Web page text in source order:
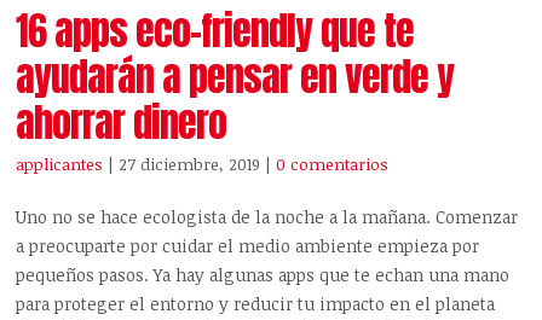
16 apps eco-friendly que te
ayudarán a pensar en verde y
ahorrar dinero
applicantes | 27 diciembre, 2019 |0 comentarios
Uno no se hace ecologista de la noche a la mañana. Comenzar
a preocuparte por cuidar el medio ambiente empieza por
pequeños pasos. Ya hay algunas apps que te echan una mano
para proteger el entorno y reducir tu impacto en el planeta